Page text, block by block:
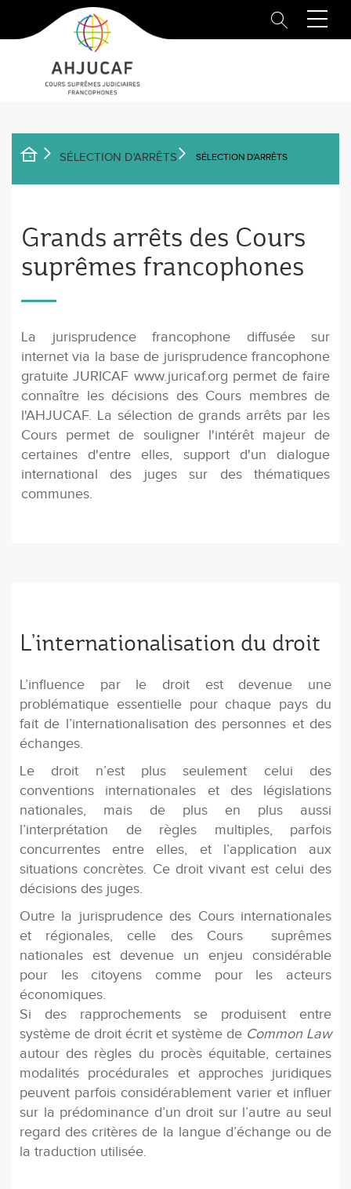
principal
SÉLECTION D'ARRÊTS SÉLECTION D'ARRÊTS
Grands arrêts des Cours
suprêmes francophones
La jurisprudence francophone diffusée sur
internet via la base de jurisprudence francophone
gratuite JURICAF www.juricaf.org permet de faire
connaître les décisions des Cours membres de
l'AHJUCAF. La sélection de grands arrêts par les
Cours permet de souligner l'intérêt majeur de
certaines d'entre elles, support d'un dialogue
international des juges sur des thématiques
communes.
L’internationalisation du droit
L’influence par le droit est devenue une
problématique essentielle pour chaque pays du
fait de l’internationalisation des personnes et des
échanges.
Le droit n’est plus seulement celui des
conventions internationales et des législations
nationales, mais de plus en plus aussi
l’interprétation de règles multiples, parfois
concurrentes entre elles, et l’application aux
situations concrètes. Ce droit vivant est celui des
décisions des juges.
Outre la jurisprudence des Cours internationales
et régionales, celle des Cours suprêmes
nationales est devenue un enjeu considérable
pour les citoyens comme pour les acteurs
économiques.
Si des rapprochements se produisent entre
système de droit écrit et système de Common Law
autour des règles du procès équitable, certaines
modalités procédurales et approches juridiques
peuvent parfois considérablement varier et influer
sur la prédominance d’un droit sur l’autre au seul
regard des critères de la langue d’échange ou de
la traduction utilisée.